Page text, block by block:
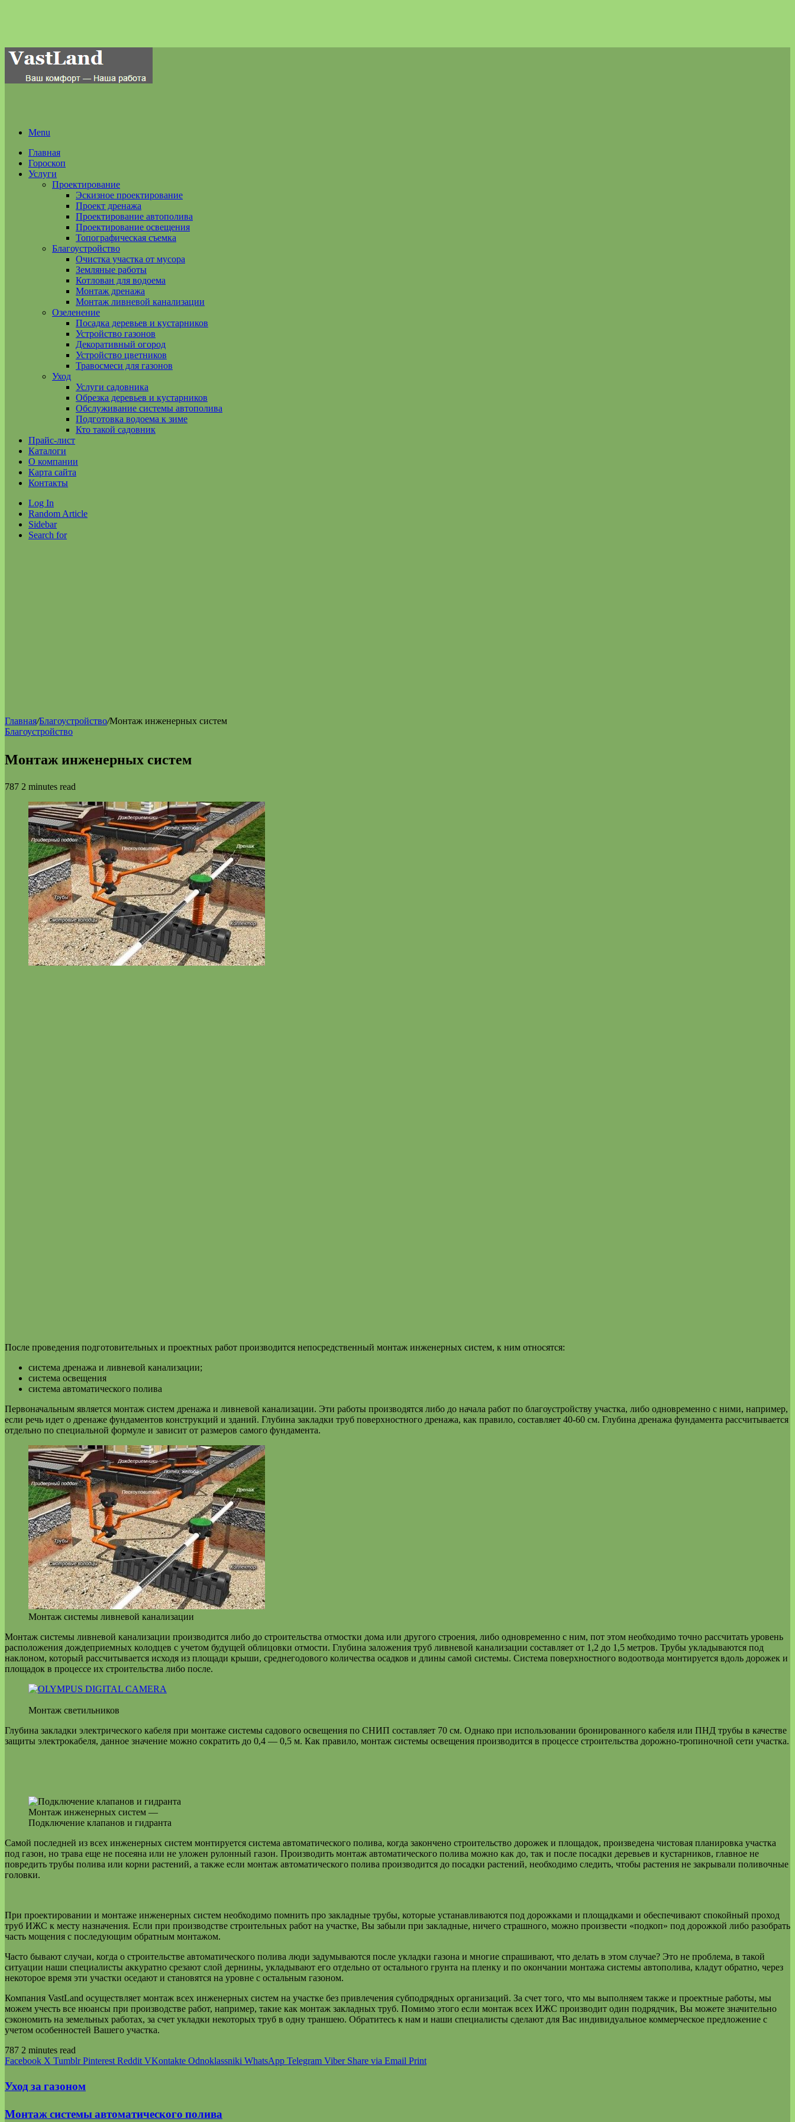
Menu
Главная
Гороскоп
Услуги
Проектирование
Эскизное проектирование
Проект дренажа
Проектирование автополива
Проектирование освещения
Топографическая съемка
Благоустройство
Очистка участка от мусора
Земляные работы
Котлован для водоема
Монтаж дренажа
Монтаж ливневой канализации
Озеленение
Посадка деревьев и кустарников
Устройство газонов
Декоративный огород
Устройство цветников
Травосмеси для газонов
Уход
Услуги садовника
Обрезка деревьев и кустарников
Обслуживание системы автополива
Подготовка водоема к зиме
Кто такой садовник
Прайс-лист
Каталоги
О компании
Карта сайта
Контакты
Log In
Random Article
Sidebar
Search for
Главная/Благоустройство/Монтаж инженерных систем
Благоустройство
Монтаж инженерных систем
787 2 minutes read
После проведения подготовительных и проектных работ производится непосредственный монтаж инженерных систем, к ним относятся:
система дренажа и ливневой канализации;
система освещения
система автоматического полива
Первоначальным является монтаж систем дренажа и ливневой канализации. Эти работы производятся либо до начала работ по благоустройству участка, либо одновременно с ними, например,
если речь идет о дренаже фундаментов конструкций и зданий. Глубина закладки труб поверхностного дренажа, как правило, составляет 40-60 см. Глубина дренажа фундамента рассчитывается
отдельно по специальной формуле и зависит от размеров самого фундамента.
Монтаж системы ливневой канализации
Монтаж системы ливневой канализации производится либо до строительства отмостки дома или другого строения, либо одновременно с ним, пот этом необходимо точно рассчитать уровень
расположения дождеприемных колодцев с учетом будущей облицовки отмости. Глубина заложения труб ливневой канализации составляет от 1,2 до 1,5 метров. Трубы укладываются под
наклоном, который рассчитывается исходя из площади крыши, среднегодового количества осадков и длины самой системы. Система поверхностного водоотвода монтируется вдоль дорожек и
площадок в процессе их строительства либо после.
Монтаж светильников
Глубина закладки электрического кабеля при монтаже системы садового освещения по СНИП составляет 70 см. Однако при использовании бронированного кабеля или ПНД трубы в качестве
защиты электрокабеля, данное значение можно сократить до 0,4 — 0,5 м. Как правило, монтаж системы освещения производится в процессе строительства дорожно-тропиночной сети участка.
Монтаж инженерных систем —
Подключение клапанов и гидранта
Самой последней из всех инженерных систем монтируется система автоматического полива, когда закончено строительство дорожек и площадок, произведена чистовая планировка участка
под газон, но трава еще не посеяна или не уложен рулонный газон. Производить монтаж автоматического полива можно как до, так и после посадки деревьев и кустарников, главное не
повредить трубы полива или корни растений, а также если монтаж автоматического полива производится до посадки растений, необходимо следить, чтобы растения не закрывали поливочные
головки.
При проектировании и монтаже инженерных систем необходимо помнить про закладные трубы, которые устанавливаются под дорожками и площадками и обеспечивают спокойный проход
труб ИЖС к месту назначения. Если при производстве строительных работ на участке, Вы забыли при закладные, ничего страшного, можно произвести «подкоп» под дорожкой либо разобрать
часть мощения с последующим обратным монтажом.
Часто бывают случаи, когда о строительстве автоматического полива люди задумываются после укладки газона и многие спрашивают, что делать в этом случае? Это не проблема, в такой
ситуации наши специалисты аккуратно срезают слой дернины, укладывают его отдельно от остального грунта на пленку и по окончании монтажа системы автополива, кладут обратно, через
некоторое время эти участки оседают и становятся на уровне с остальным газоном.
Компания VastLand осуществляет монтаж всех инженерных систем на участке без привлечения субподрядных организаций. За счет того, что мы выполняем также и проектные работы, мы
можем учесть все нюансы при производстве работ, например, такие как монтаж закладных труб. Помимо этого если монтаж всех ИЖС производит один подрядчик, Вы можете значительно
сэкономить на земельных работах, за счет укладки некоторых труб в одну траншею. Обратитесь к нам и наши специалисты сделают для Вас индивидуальное коммерческое предложение с
учетом особенностей Вашего участка.
787 2 minutes read
Facebook X Tumblr Pinterest Reddit VKontakte Odnoklassniki WhatsApp Telegram Viber Share via Email Print
Уход за газоном
Монтаж системы автоматического полива